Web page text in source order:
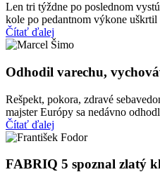
Len tri týždne po poslednom
kole po pedantnom výkone
Čítať ďalej
Odhodil varechu,
Rešpekt, pokora, zdravé
majster Európy sa nedávno
Čítať ďalej
FABRIQ 5 spoznal zlatý